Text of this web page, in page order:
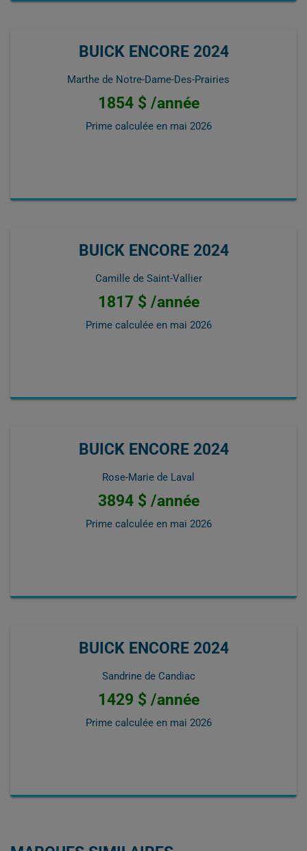
BUICK ENCORE 2024
Marthe de Notre-Dame-Des-Prairies
1854 $ /année
Prime calculée en mai 2026
BUICK ENCORE 2024
Camille de Saint-Vallier
1817 $ /année
Prime calculée en mai 2026
BUICK ENCORE 2024
Rose-Marie de Laval
3894 $ /année
Prime calculée en mai 2026
BUICK ENCORE 2024
Sandrine de Candiac
1429 $ /année
Prime calculée en mai 2026